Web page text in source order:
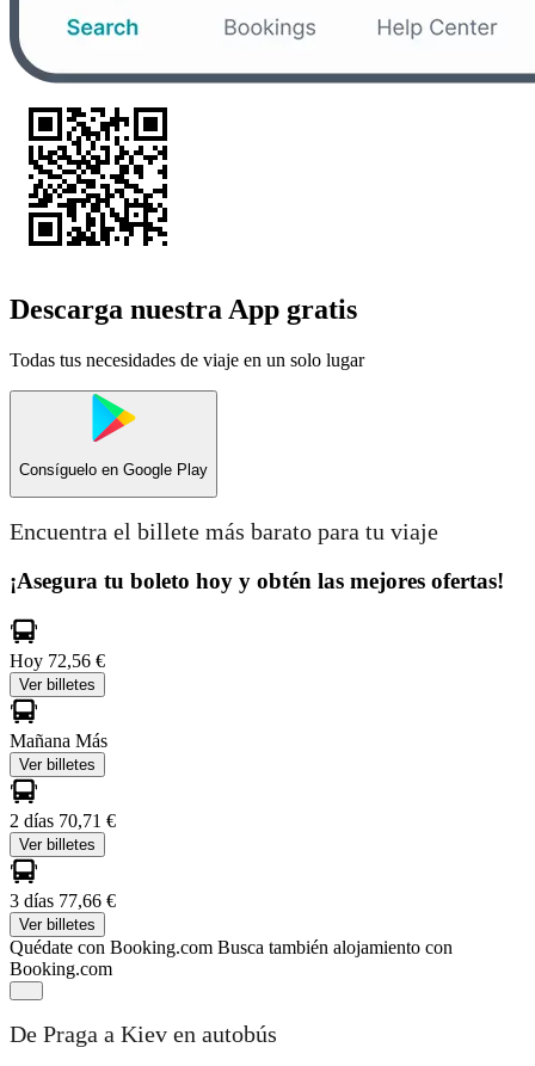
Descarga nuestra App gratis
Todas tus necesidades de viaje en un solo lugar
Consíguelo en Google Play
Encuentra el billete más barato para tu viaje
¡Asegura tu boleto hoy y obtén las mejores ofertas!
Hoy 72,56 €
Ver billetes
Mañana Más
Ver billetes
2 días 70,71 €
Ver billetes
3 días 77,66 €
Ver billetes
Quédate con Booking.com Busca también alojamiento con
Booking.com
De Praga a Kiev en autobús